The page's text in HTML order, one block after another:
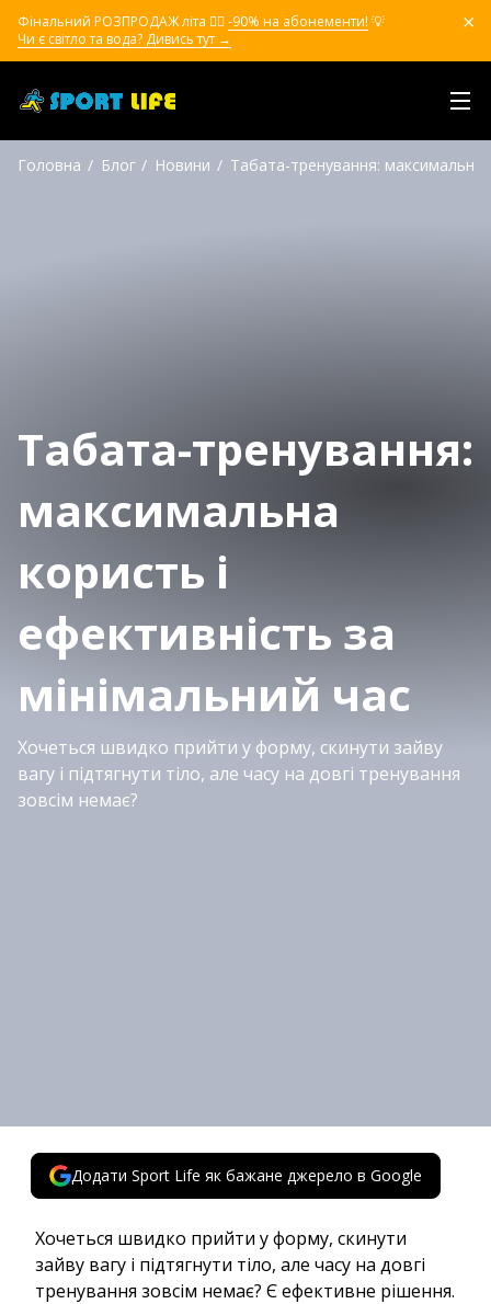
Фінальний РОЗПРОДАЖ літа ❤️‍🔥 -90% на абонементи! 💡
Чи є світло та вода? Дивись тут →
Головна Блог Новини Табата-тренування: максимальна
Табата-тренування:
максимальна
користь і
ефективність за
мінімальний час
Хочеться швидко прийти у форму, скинути зайву
вагу і підтягнути тіло, але часу на довгі тренування
зовсім немає?
Додати Sport Life як бажане джерело в Google
Хочеться швидко прийти у форму, скинути
зайву вагу і підтягнути тіло, але часу на довгі
тренування зовсім немає? Є ефективне рішення.